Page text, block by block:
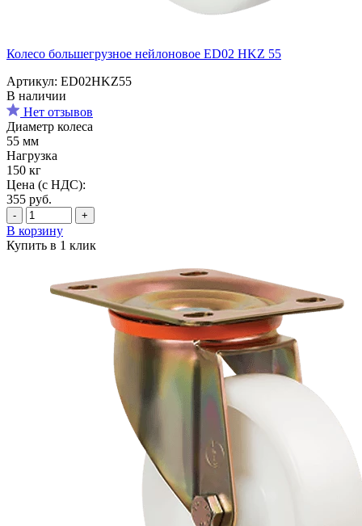
Колесо большегрузное нейлоновое ED02 HKZ 55
Артикул: ED02HKZ55
В наличии
Нет отзывов
Диаметр колеса
55 мм
Нагрузка
150 кг
Цена (с НДС):
355 руб.
- +
В корзину
Купить в 1 клик